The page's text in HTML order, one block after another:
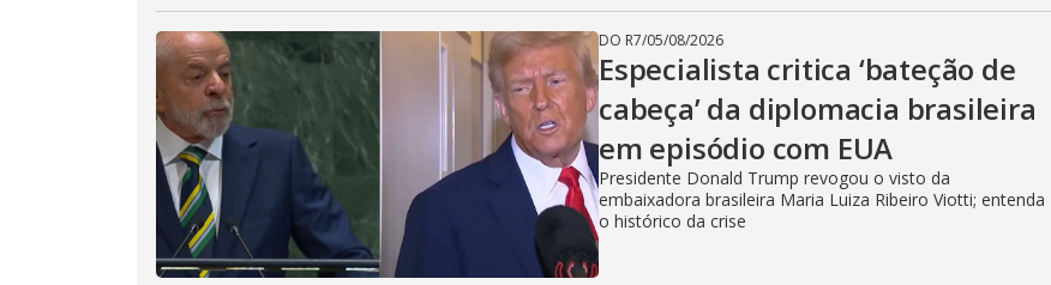
DO R7/05/08/2026
Especialista critica ‘bateção de
cabeça’ da diplomacia brasileira
em episódio com EUA
Presidente Donald Trump revogou o visto da
embaixadora brasileira Maria Luiza Ribeiro Viotti; entenda
o histórico da crise